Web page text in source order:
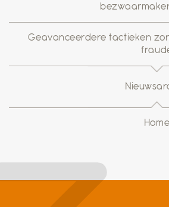
Geavanceerdere tactieken
Home